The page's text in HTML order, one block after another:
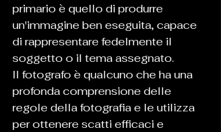
primario è quello di produrre
un'immagine ben eseguita, capace
di rappresentare fedelmente il
soggetto o il tema assegnato.
Il fotografo è qualcuno che ha una
profonda comprensione delle
regole della fotografia e le utilizza
per ottenere scatti efficaci e